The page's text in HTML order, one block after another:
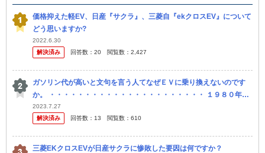
価格抑えた軽EV、日産『サクラ』、三菱自『ekクロスEV』について
どう思いますか?
2022.6.30
解決済み
回答数： 20 閲覧数： 2,427
ガソリン代が高いと文句を言う人てなぜＥＶに乗り換えないのです
か。 ・・・・・・・・・・・・・・・・・・・・・・ １９８０年代
でも１９９０年代でも２０００年代でも２０１０年代でも２０２０年
代でもい...
2023.7.27
解決済み
回答数： 13 閲覧数： 610
三菱EKクロスEVが日産サクラに惨敗した要因は何ですか？